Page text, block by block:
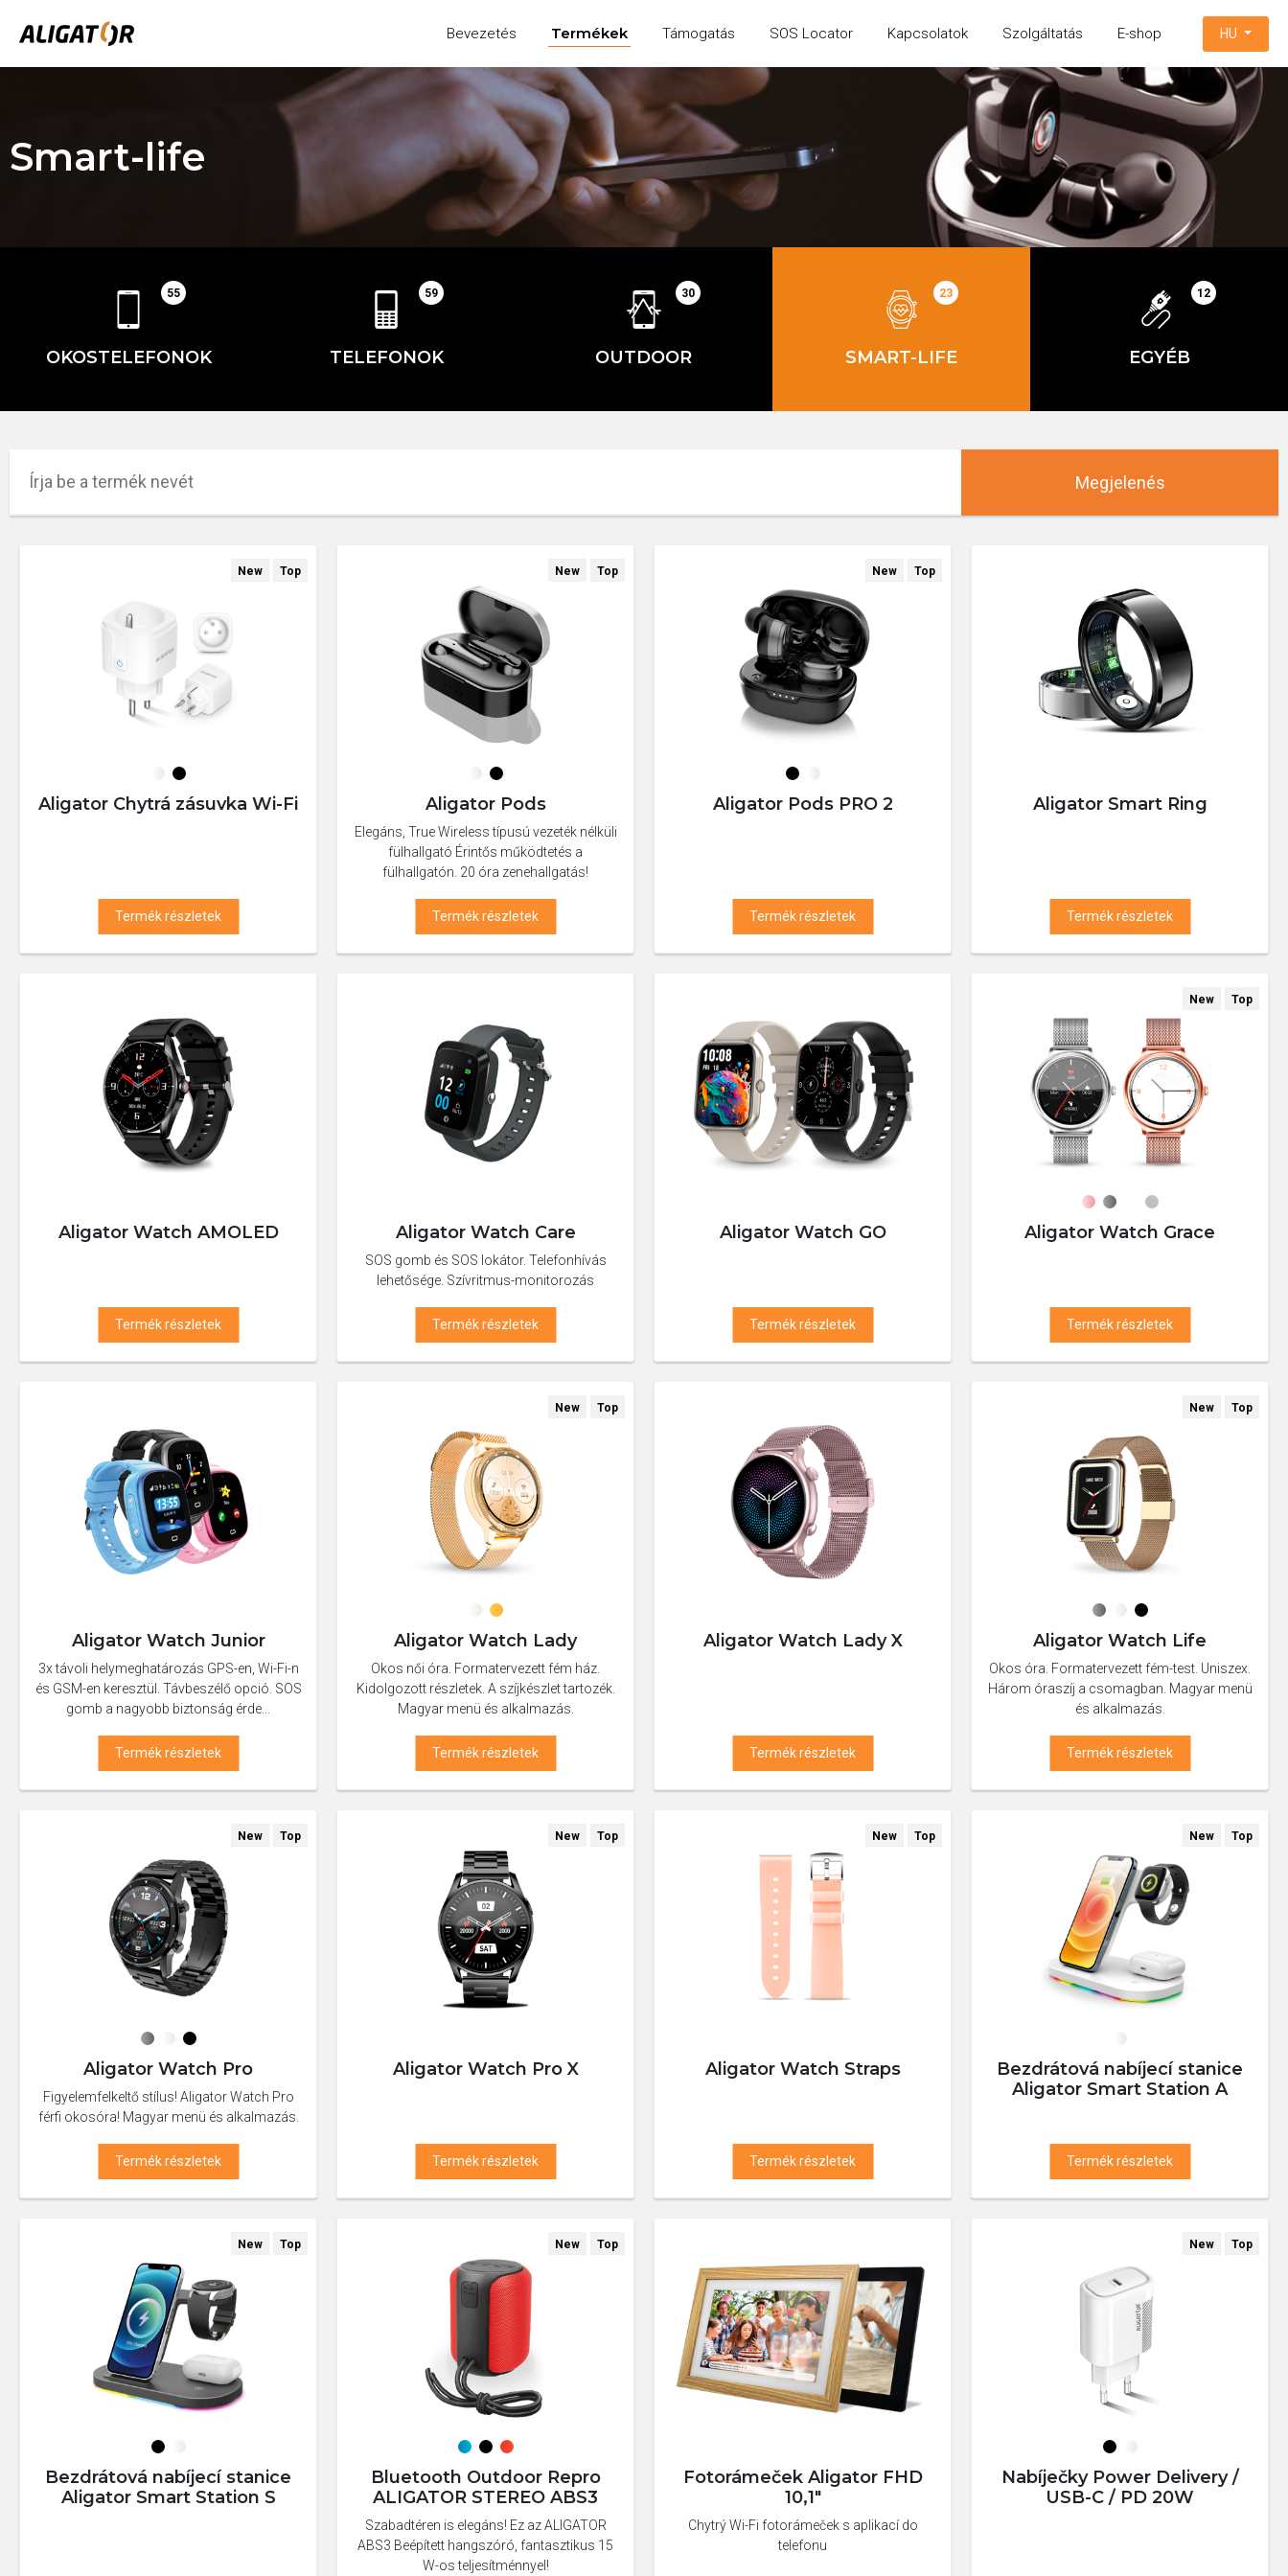
Bevezetés Termékek Támogatás SOS Locator Kapcsolatok Szolgáltatás E-shop HU
Smart-life
55
OKOSTELEFONOK
59
TELEFONOK
30
OUTDOOR
23
SMART-LIFE
12
EGYÉB
New Top
Aligator Chytrá zásuvka Wi-Fi
Termék részletek
New Top
Aligator Pods
Elegáns, True Wireless típusú vezeték nélküli
fülhallgató Érintős működtetés a
fülhallgatón. 20 óra zenehallgatás!
Termék részletek
New Top
Aligator Pods PRO 2
Termék részletek
Aligator Smart Ring
Termék részletek
Aligator Watch AMOLED
Termék részletek
Aligator Watch Care
SOS gomb és SOS lokátor. Telefonhívás
lehetősége. Szívritmus-monitorozás
Termék részletek
Aligator Watch GO
Termék részletek
New Top
Aligator Watch Grace
Termék részletek
Aligator Watch Junior
3x távoli helymeghatározás GPS-en, Wi-Fi-n
és GSM-en keresztül. Távbeszélő opció. SOS
gomb a nagyobb biztonság érde...
Termék részletek
New Top
Aligator Watch Lady
Okos női óra. Formatervezett fém ház.
Kidolgozott részletek. A szíjkészlet tartozék.
Magyar menü és alkalmazás.
Termék részletek
Aligator Watch Lady X
Termék részletek
New Top
Aligator Watch Life
Okos óra. Formatervezett fém-test. Uniszex.
Három óraszíj a csomagban. Magyar menü
és alkalmazás.
Termék részletek
New Top
Aligator Watch Pro
Figyelemfelkeltő stílus! Aligator Watch Pro
férfi okosóra! Magyar menü és alkalmazás.
Termék részletek
New Top
Aligator Watch Pro X
Termék részletek
New Top
Aligator Watch Straps
Termék részletek
New Top
Bezdrátová nabíjecí stanice
Aligator Smart Station A
Termék részletek
New Top
Bezdrátová nabíjecí stanice
Aligator Smart Station S
New Top
Bluetooth Outdoor Repro
ALIGATOR STEREO ABS3
Szabadtéren is elegáns! Ez az ALIGATOR
ABS3 Beépített hangszóró, fantasztikus 15
W-os teljesítménnyel!
Fotorámeček Aligator FHD
10,1"
Chytrý Wi-Fi fotorámeček s aplikací do
telefonu
New Top
Nabíječky Power Delivery /
USB-C / PD 20W